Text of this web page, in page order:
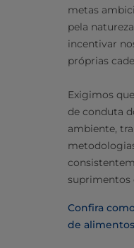
metas
pela
incentivar
próprias
Exigimos
de conduta
ambiente,
suprimentos
Confira
de alimentos